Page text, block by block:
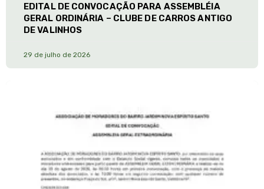
EDITAL DE CONVOCAÇÃO PARA ASSEMBLÉIA
GERAL ORDINÁRIA – CLUBE DE CARROS ANTIGO
DE VALINHOS
29 de julho de 2026